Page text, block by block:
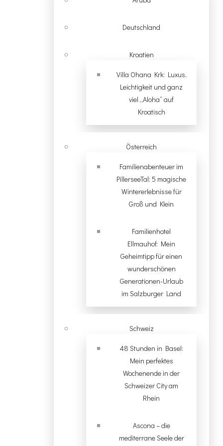
Deutschland
Kroatien
Villa Ohana Krk: Luxus,
Leichtigkeit und ganz
viel „Aloha“ auf
Kroatisch
Österreich
Familienabenteuer im
PillerseeTal: 5 magische
Wintererlebnisse für
Groß und Klein
Familienhotel
Ellmauhof: Mein
Geheimtipp für einen
wunderschönen
Generationen-Urlaub
im Salzburger Land
Schweiz
48 Stunden in Basel:
Mein perfektes
Wochenende in der
Schweizer City am
Rhein
Ascona – die
mediterrane Seele der